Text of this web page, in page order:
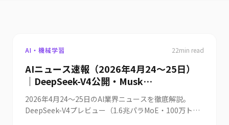
AI・機械学習 22min read
AIニュース速報（2026年4月24〜25日）
｜DeepSeek-V4公開・Musk
Terafab×Intel 14A・Anthropic Claude
Codeポストモーテム・OpenAI 1兆ドル
IPO・政府AI「源内」OSS・
2026年4月24〜25日のAI業界ニュースを徹底解説。
DeepSeek-V4プレビュー（1.6兆パラMoE・100万トー